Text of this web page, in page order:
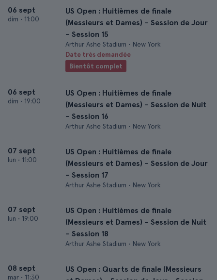
06 sept
dim • 11:00
US Open : Huitièmes de finale
(Messieurs et Dames) – Session de Jour
– Session 15
Arthur Ashe Stadium • New York
Date très demandée
Bientôt complet
06 sept
dim • 19:00
US Open : Huitièmes de finale
(Messieurs et Dames) – Session de Nuit
– Session 16
Arthur Ashe Stadium • New York
07 sept
lun • 11:00
US Open : Huitièmes de finale
(Messieurs et Dames) – Session de Jour
– Session 17
Arthur Ashe Stadium • New York
07 sept
lun • 19:00
US Open : Huitièmes de finale
(Messieurs et Dames) – Session de Nuit
– Session 18
Arthur Ashe Stadium • New York
08 sept
mar • 11:30
US Open : Quarts de finale (Messieurs